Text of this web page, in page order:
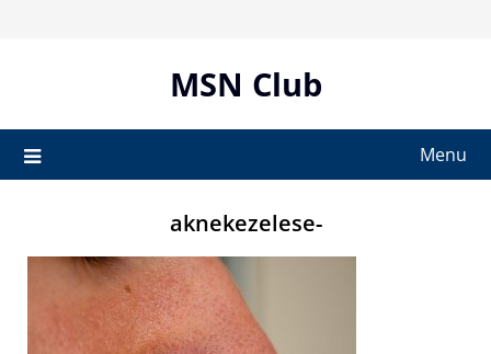
MSN Club
Menu
aknekezelese-